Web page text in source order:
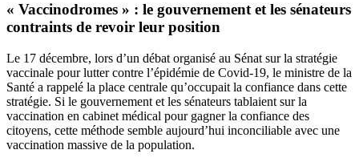
« Vaccinodromes » : le gouvernement et les sénateurs
contraints de revoir leur position
Le 17 décembre, lors d’un débat organisé au Sénat sur la stratégie
vaccinale pour lutter contre l’épidémie de Covid-19, le ministre de la
Santé a rappelé la place centrale qu’occupait la confiance dans cette
stratégie. Si le gouvernement et les sénateurs tablaient sur la
vaccination en cabinet médical pour gagner la confiance des
citoyens, cette méthode semble aujourd’hui inconciliable avec une
vaccination massive de la population.